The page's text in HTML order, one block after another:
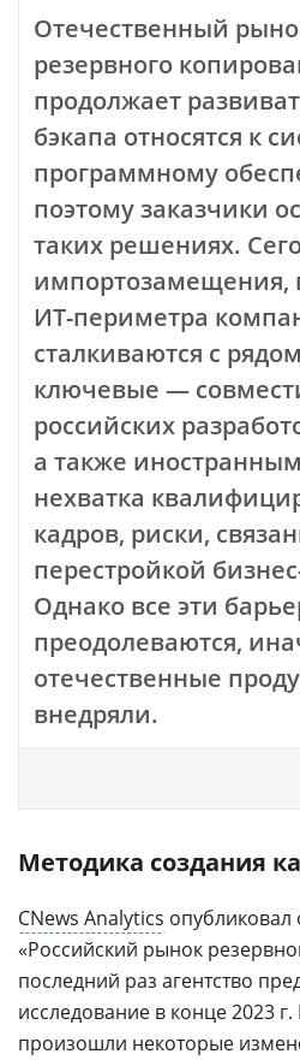
Отечественный
резервного
продолжает
бэкапа относятся к
программному
поэтому заказчики
таких решениях.
импортозамещения,
ИТ-периметра
сталкиваются с
ключевые —
российских
а также
нехватка
кадров, риски,
перестройкой
Однако все эти
преодолеваются,
отечественные
внедряли.
Методика создания
CNews Analytics опубликовал
«Российский рынок
последний раз агентство
исследование в конце 2023
произошли некоторые